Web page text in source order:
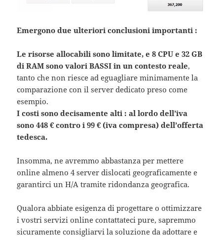
Emergono due ulteriori conclusioni importanti :
Le risorse allocabili sono limitate, e 8 CPU e 32 GB
di RAM sono valori BASSI in un contesto reale,
tanto che non riesce ad eguagliare minimamente la
comparazione con il server dedicato preso come
esempio.
I costi sono decisamente alti : al lordo dell’iva
sono 448 € contro i 99 € (iva compresa) dell’offerta
tedesca.
Insomma, ne avremmo abbastanza per mettere
online almeno 4 server dislocati geograficamente e
garantirci un H/A tramite ridondanza geografica.
Qualora abbiate esigenza di progettare o ottimizzare
i vostri servizi online contattateci pure, sapremmo
sicuramente consigliarvi la soluzione da adottare e